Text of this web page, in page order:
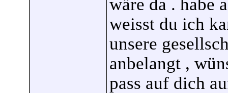
wäre da . habe
weisst du ich
unsere
anbelangt ,
pass auf dich